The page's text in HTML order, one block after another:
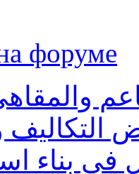
форуме
بناء